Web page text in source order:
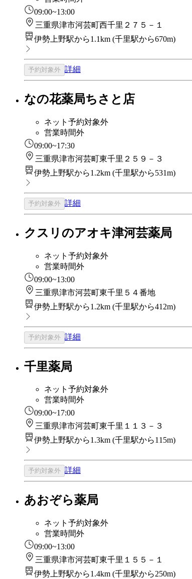
09:00~13:00
三重県津市河芸町西千里２７５－１
伊勢上野駅から1.1km (千里駅から670m)
予約対象外 詳細
なの花薬局ちさと店
ネット予約対象外
営業時間外
09:00~17:30
三重県津市河芸町東千里２５９－３
伊勢上野駅から1.2km (千里駅から531m)
予約対象外 詳細
クスリのアオキ津河芸薬局
ネット予約対象外
営業時間外
09:00~13:00
三重県津市河芸町東千里５４番地
伊勢上野駅から1.2km (千里駅から412m)
予約対象外 詳細
千里薬局
ネット予約対象外
営業時間外
09:00~17:00
三重県津市河芸町東千里１１３－３
伊勢上野駅から1.3km (千里駅から115m)
予約対象外 詳細
あおぞら薬局
ネット予約対象外
営業時間外
09:00~13:00
三重県津市河芸町東千里１５５－１
伊勢上野駅から1.4km (千里駅から250m)